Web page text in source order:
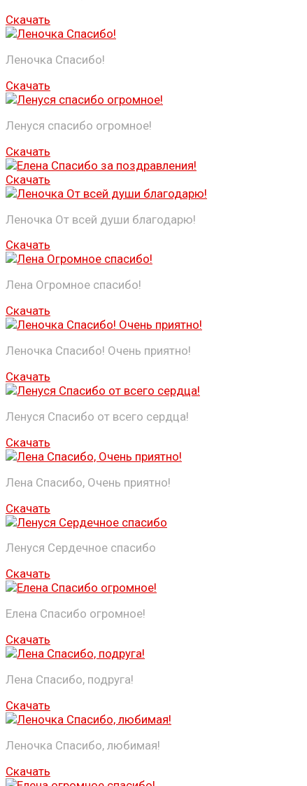
Скачать
Леночка Спасибо!
Скачать
Ленуся спасибо огромное!
Скачать
Скачать
Леночка От всей души благодарю!
Скачать
Лена Огромное спасибо!
Скачать
Леночка Спасибо! Очень приятно!
Скачать
Ленуся Спасибо от всего сердца!
Скачать
Лена Спасибо, Очень приятно!
Скачать
Ленуся Сердечное спасибо
Скачать
Елена Спасибо огромное!
Скачать
Лена Спасибо, подруга!
Скачать
Леночка Спасибо, любимая!
Скачать